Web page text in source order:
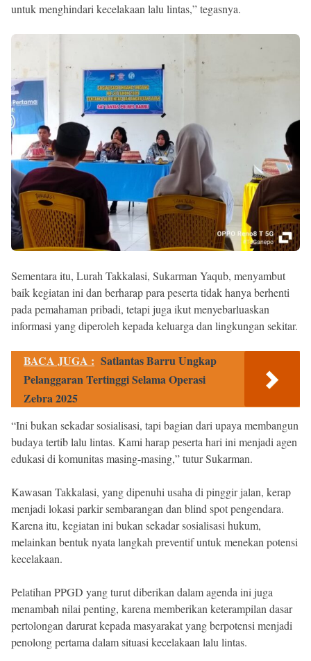
untuk menghindari kecelakaan lalu lintas,” tegasnya.
Sementara itu, Lurah Takkalasi, Sukarman Yaqub, menyambut
baik kegiatan ini dan berharap para peserta tidak hanya berhenti
pada pemahaman pribadi, tetapi juga ikut menyebarluaskan
informasi yang diperoleh kepada keluarga dan lingkungan sekitar.
BACA JUGA : Satlantas Barru Ungkap
Pelanggaran Tertinggi Selama Operasi
Zebra 2025
“Ini bukan sekadar sosialisasi, tapi bagian dari upaya membangun
budaya tertib lalu lintas. Kami harap peserta hari ini menjadi agen
edukasi di komunitas masing-masing,” tutur Sukarman.
Kawasan Takkalasi, yang dipenuhi usaha di pinggir jalan, kerap
menjadi lokasi parkir sembarangan dan blind spot pengendara.
Karena itu, kegiatan ini bukan sekadar sosialisasi hukum,
melainkan bentuk nyata langkah preventif untuk menekan potensi
kecelakaan.
Pelatihan PPGD yang turut diberikan dalam agenda ini juga
menambah nilai penting, karena memberikan keterampilan dasar
pertolongan darurat kepada masyarakat yang berpotensi menjadi
penolong pertama dalam situasi kecelakaan lalu lintas.